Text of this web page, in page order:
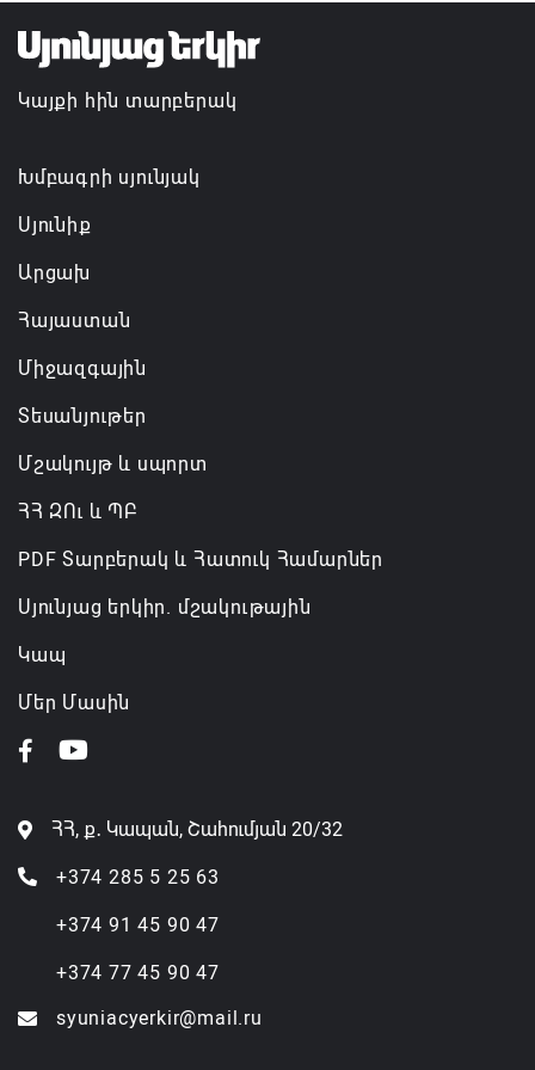
Եկեղեցիների համաշխարհային խորհուրդը
մտահոգություն է հայտնել Եկեղեցու շուրջ
ստեղծված իրավիճակի հետ կապված
Կայքի հին տարբերակ
Խմբագրի սյունյակ
Սյունիք
Արցախ
Հայաստան
Միջազգային
Տեսանյութեր
Մշակույթ և սպորտ
ՀՀ ԶՈւ և ՊԲ
PDF Տարբերակ և Հատուկ Համարներ
Սյունյաց երկիր. մշակութային
Կապ
Մեր Մասին
ՀՀ, ք․ Կապան, Շահումյան 20/32
+374 285 5 25 63
+374 91 45 90 47
+374 77 45 90 47
syuniacyerkir@mail.ru